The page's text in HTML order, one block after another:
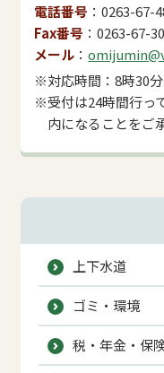
電話番号
0263-67-
Fax番号
0263-67-
メール
※対応時間：8時30
※受付は24時間行っ
内になることをご
上下水道
ゴミ・環境
税・年金・保